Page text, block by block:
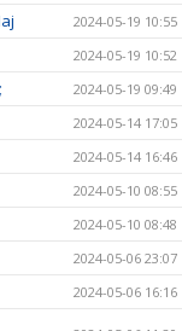
2024-05-19 10:55
2024-05-19 10:52
2024-05-19 09:49
2024-05-14 17:05
2024-05-14 16:46
2024-05-10 08:55
2024-05-10 08:48
2024-05-06 23:07
2024-05-06 16:16